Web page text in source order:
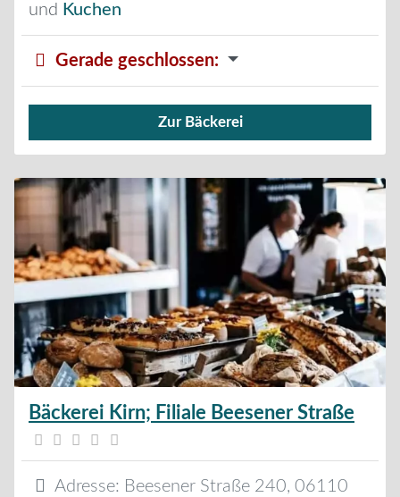
und Kuchen
Gerade geschlossen:
Verkauf von Brötchen,
Zur Bäckerei
Bäckerei Kirn; Filiale Beesener Straße
Adresse: Beesener Straße 240, 06110